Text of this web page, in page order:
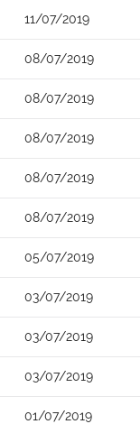
11/07/2019
08/07/2019
08/07/2019
08/07/2019
08/07/2019
08/07/2019
05/07/2019
03/07/2019
03/07/2019
03/07/2019
01/07/2019